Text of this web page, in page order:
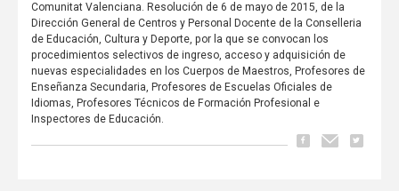
Comunitat Valenciana. Resolución de 6 de mayo de 2015, de la
Dirección General de Centros y Personal Docente de la Conselleria
de Educación, Cultura y Deporte, por la que se convocan los
procedimientos selectivos de ingreso, acceso y adquisición de
nuevas especialidades en los Cuerpos de Maestros, Profesores de
Enseñanza Secundaria, Profesores de Escuelas Oficiales de
Idiomas, Profesores Técnicos de Formación Profesional e
Inspectores de Educación.